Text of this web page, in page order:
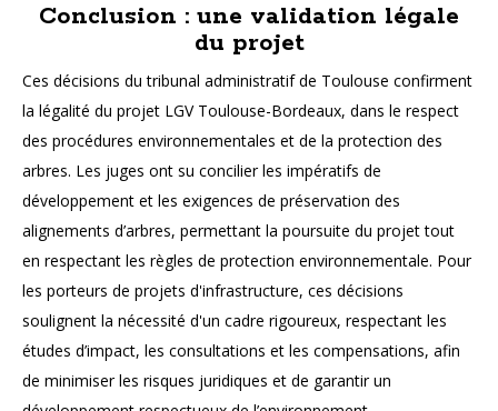
Conclusion : une validation légale
du projet
Ces décisions du tribunal administratif de Toulouse confirment
la légalité du projet LGV Toulouse-Bordeaux, dans le respect
des procédures environnementales et de la protection des
arbres. Les juges ont su concilier les impératifs de
développement et les exigences de préservation des
alignements d’arbres, permettant la poursuite du projet tout
en respectant les règles de protection environnementale. Pour
les porteurs de projets d'infrastructure, ces décisions
soulignent la nécessité d'un cadre rigoureux, respectant les
études d’impact, les consultations et les compensations, afin
de minimiser les risques juridiques et de garantir un